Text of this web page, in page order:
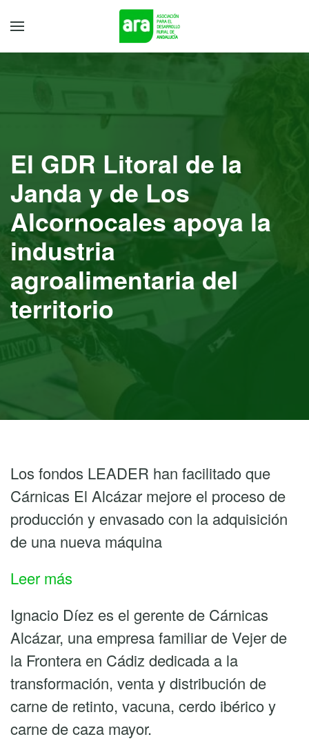
El GDR Litoral de la
Janda y de Los
Alcornocales apoya la
industria
agroalimentaria del
territorio
Los fondos LEADER han facilitado que
Cárnicas El Alcázar mejore el proceso de
producción y envasado con la adquisición
de una nueva máquina
Leer más
GDR
Litoral
de
la
Janda
y
Ignacio Díez es el gerente de Cárnicas
Alcázar, una empresa familiar de Vejer de
la Frontera en Cádiz dedicada a la
transformación, venta y distribución de
carne de retinto, vacuna, cerdo ibérico y
carne de caza mayor.